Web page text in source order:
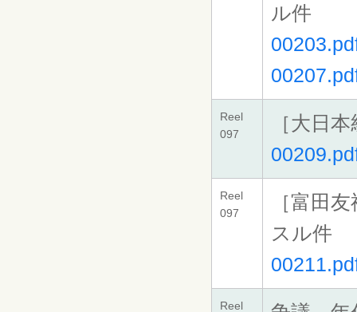
ル件
Reel
097
［大日
Reel
097
［富田
スル件
Reel